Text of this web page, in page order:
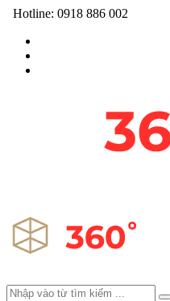
Hotline: 0918 886 002